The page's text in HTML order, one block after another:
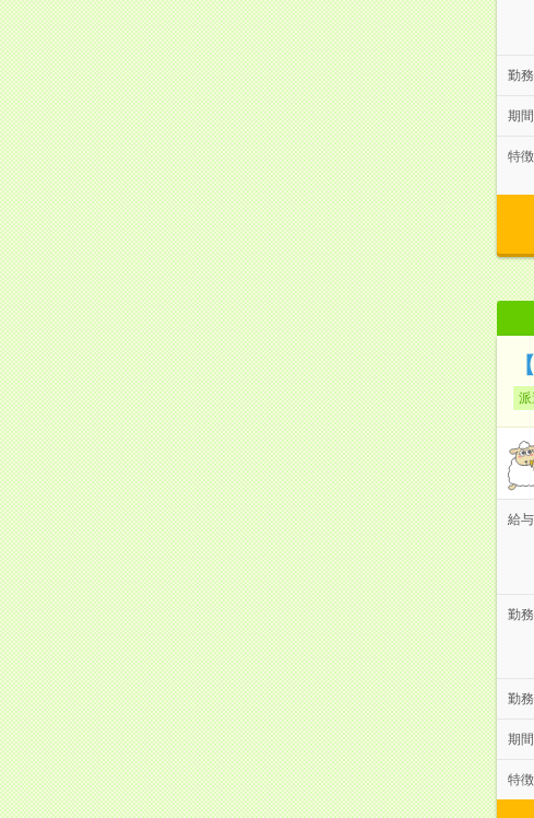
勤
期間
特徴
派
給与
勤
勤
期間
特徴